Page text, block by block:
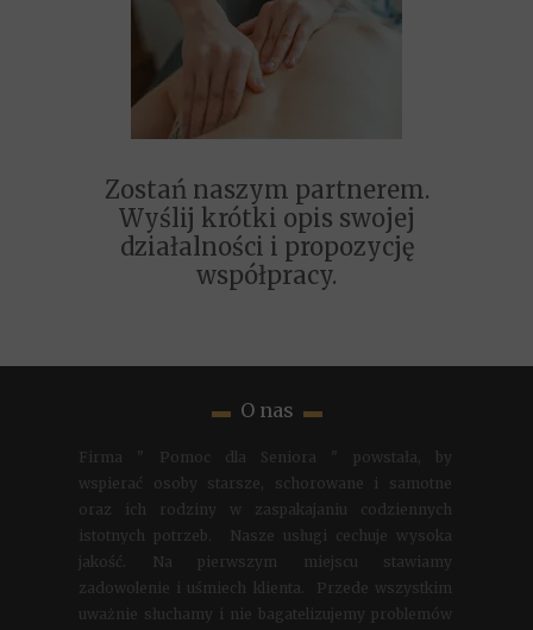
Zostań naszym partnerem.
Wyślij krótki opis swojej
działalności i propozycję
współpracy.
▬ O nas ▬
Firma " Pomoc dla Seniora " powstała, by
wspierać osoby starsze, schorowane i samotne
oraz ich rodziny w zaspakajaniu codziennych
istotnych potrzeb. Nasze usługi cechuje wysoka
jakość. Na pierwszym miejscu stawiamy
zadowolenie i uśmiech klienta. Przede wszystkim
uważnie słuchamy i nie bagatelizujemy problemów